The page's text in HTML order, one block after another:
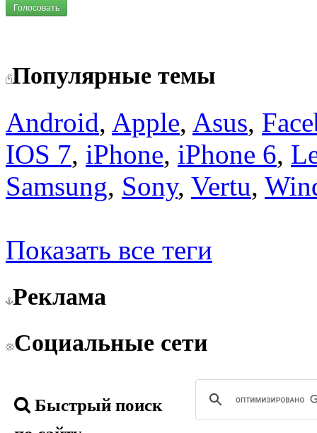
Голосовать
Популярные темы
Android, Apple, Asus,
IOS 7, iPhone, iPhone 6,
Samsung, Sony, Vertu,
Показать все теги
Реклама
Социальные сети
Быстрый поиск